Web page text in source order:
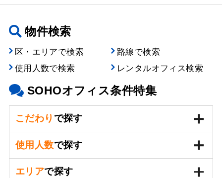
物件検索
区・エリアで検索
路線で検索
使用人数で検索
レンタルオフィス検索
SOHOオフィス条件特集
こだわり で探す
使用人数で探す
エリアで探す